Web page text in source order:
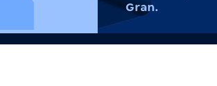
Gran.